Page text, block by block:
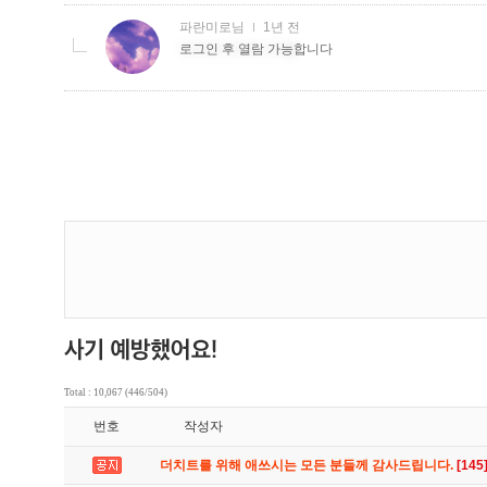
Total : 10,067 (446/504)
번호 작성자
더치트를 위해 애쓰시는 모든 분들께 감사드립니다.